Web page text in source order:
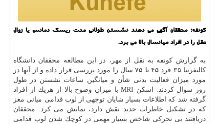
كونفه: محققان آگهی می دهند نشستن طولانی مدت ریسك دمانس یا زوال
عقل را در افراد میانسال بالا می برد.
به گزارش كونفه به نقل از مهر، در این مطالعه محققان دانشگاه
كالیفرنیا ۳۵ فرد ۴۵ تا ۷۵ سال را مورد بررسی قرار داده و از آنها در
مورد میزان فعالیت بدنی شأن و میانگین ساعات نشستن در طول
روز سوال كردند. اسكن MRI با میزان وضوح بالا از هریك از افراد
گرفته شد كه اطلاعات بسیار شایان توجهی از لوب قدامی میانی مغز
كه در تشكیل خاطرات جدید نقش دارد، نمایش می كرد. محققان
دریافتند بی تحركی شاخص بسیار مهمی در كوچك شدن لوب قدامی